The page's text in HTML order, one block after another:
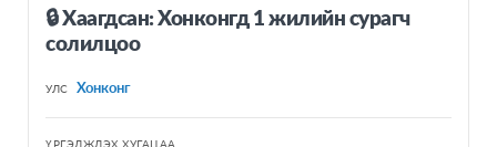
🔒 Хаагдсан: Хонконгд 1 жилийн cурагч
солилцоо
УЛС Хонконг
ҮРГЭЛЖЛЭХ ХУГАЦАА